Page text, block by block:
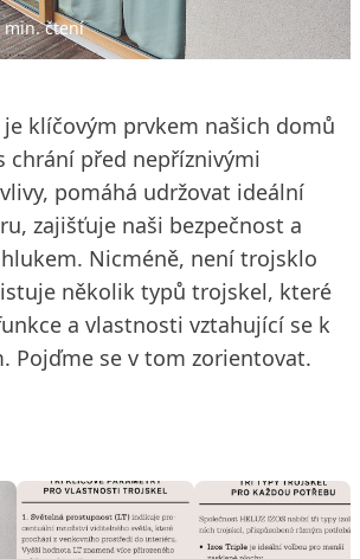
min. čtení
klíčovým prvkem našich domů
chrání před nepříznivými
pomáhá udržovat ideální
zajišťuje naši bezpečnost a
Nicméně, není trojsklo
několik typů trojskel, které
a vlastnosti vztahující se k
Pojďme se v tom zorientovat.